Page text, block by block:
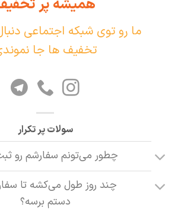
همیشه پر
ما رو توی شبکه اجتماعی
تخفیف ها جا
سولات پر تکرار
چطور می‌تونم سفارشم رو
چند روز طول می‌کشه تا
دستم برسه؟